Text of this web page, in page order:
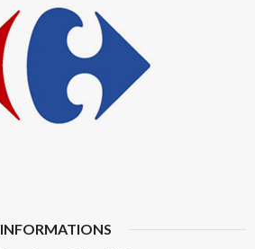
INFORMATIONS